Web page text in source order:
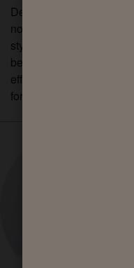
Denne fugtgivende
normal og tør hud, da
styrke hudens
bevarer hudens
effekten, afslut med
for at sikre, at din hud